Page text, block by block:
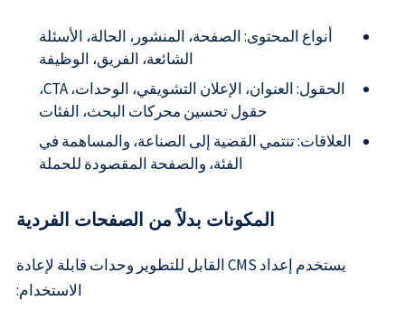
أنواع المحتوى: الصفحة، المنشور، الحالة، الأسئلة
الشائعة، الفريق، الوظيفة
الحقول: العنوان، الإعلان التشويقي، الوحدات، CTA،
حقول تحسين محركات البحث، الفئات
العلاقات: تنتمي القضية إلى الصناعة، والمساهمة في
الفئة، والصفحة المقصودة للحملة
المكونات بدلاً من الصفحات الفردية
يستخدم إعداد CMS القابل للتطوير وحدات قابلة لإعادة
الاستخدام: